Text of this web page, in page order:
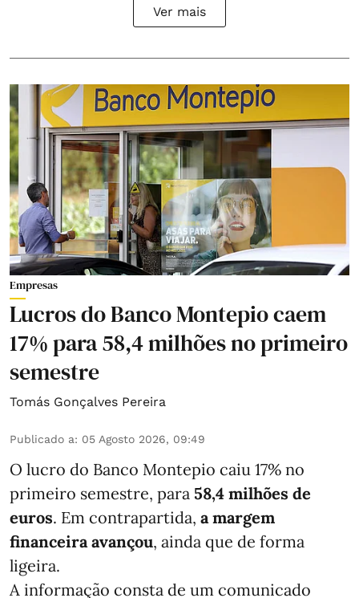
Ver mais
Empresas
Lucros do Banco Montepio caem
17% para 58,4 milhões no primeiro
semestre
Tomás Gonçalves Pereira
Publicado a: 05 Agosto 2026, 09:49
O lucro do Banco Montepio caiu 17% no
primeiro semestre, para 58,4 milhões de
euros. Em contrapartida, a margem
financeira avançou, ainda que de forma
ligeira.
A informação consta de um comunicado